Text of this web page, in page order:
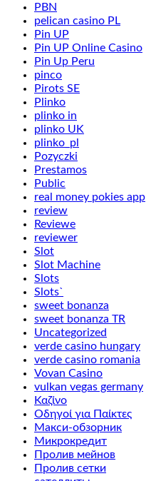
PBN
pelican casino PL
Pin UP
Pin UP Online Casino
Pin Up Peru
pinco
Pirots SE
Plinko
plinko in
plinko UK
plinko_pl
Pozyczki
Prestamos
Public
real money pokies app
review
Reviewe
reviewer
Slot
Slot Machine
Slots
Slots`
sweet bonanza
sweet bonanza TR
Uncategorized
verde casino hungary
verde casino romania
Vovan Casino
vulkan vegas germany
Καζίνο
Οδηγοί για Παίκτες
Макси-обзорник
Микрокредит
Пролив мейнов
Пролив сетки